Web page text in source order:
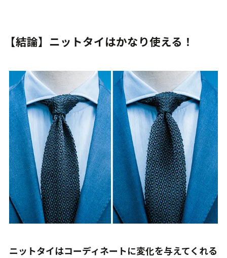
【結論】ニットタイはかなり使える！
ニットタイはコーディネートに変化を与えてくれる